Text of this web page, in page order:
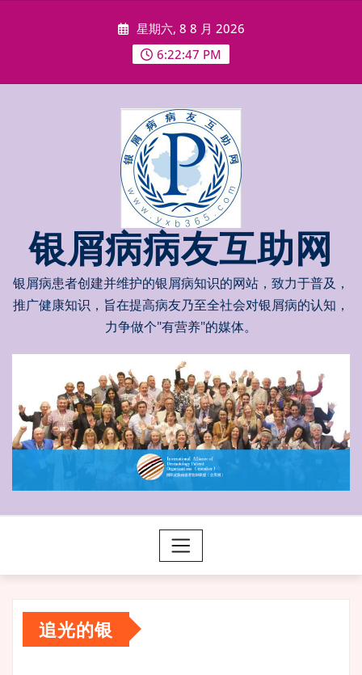
星期六, 8 8 月 2026
6:22:48 PM
银屑病病友互助网
银屑病患者创建并维护的银屑病知识的网站，致力于普及，
推广健康知识，旨在提高病友乃至全社会对银屑病的认知，
力争做个"有营养"的媒体。
追光的银